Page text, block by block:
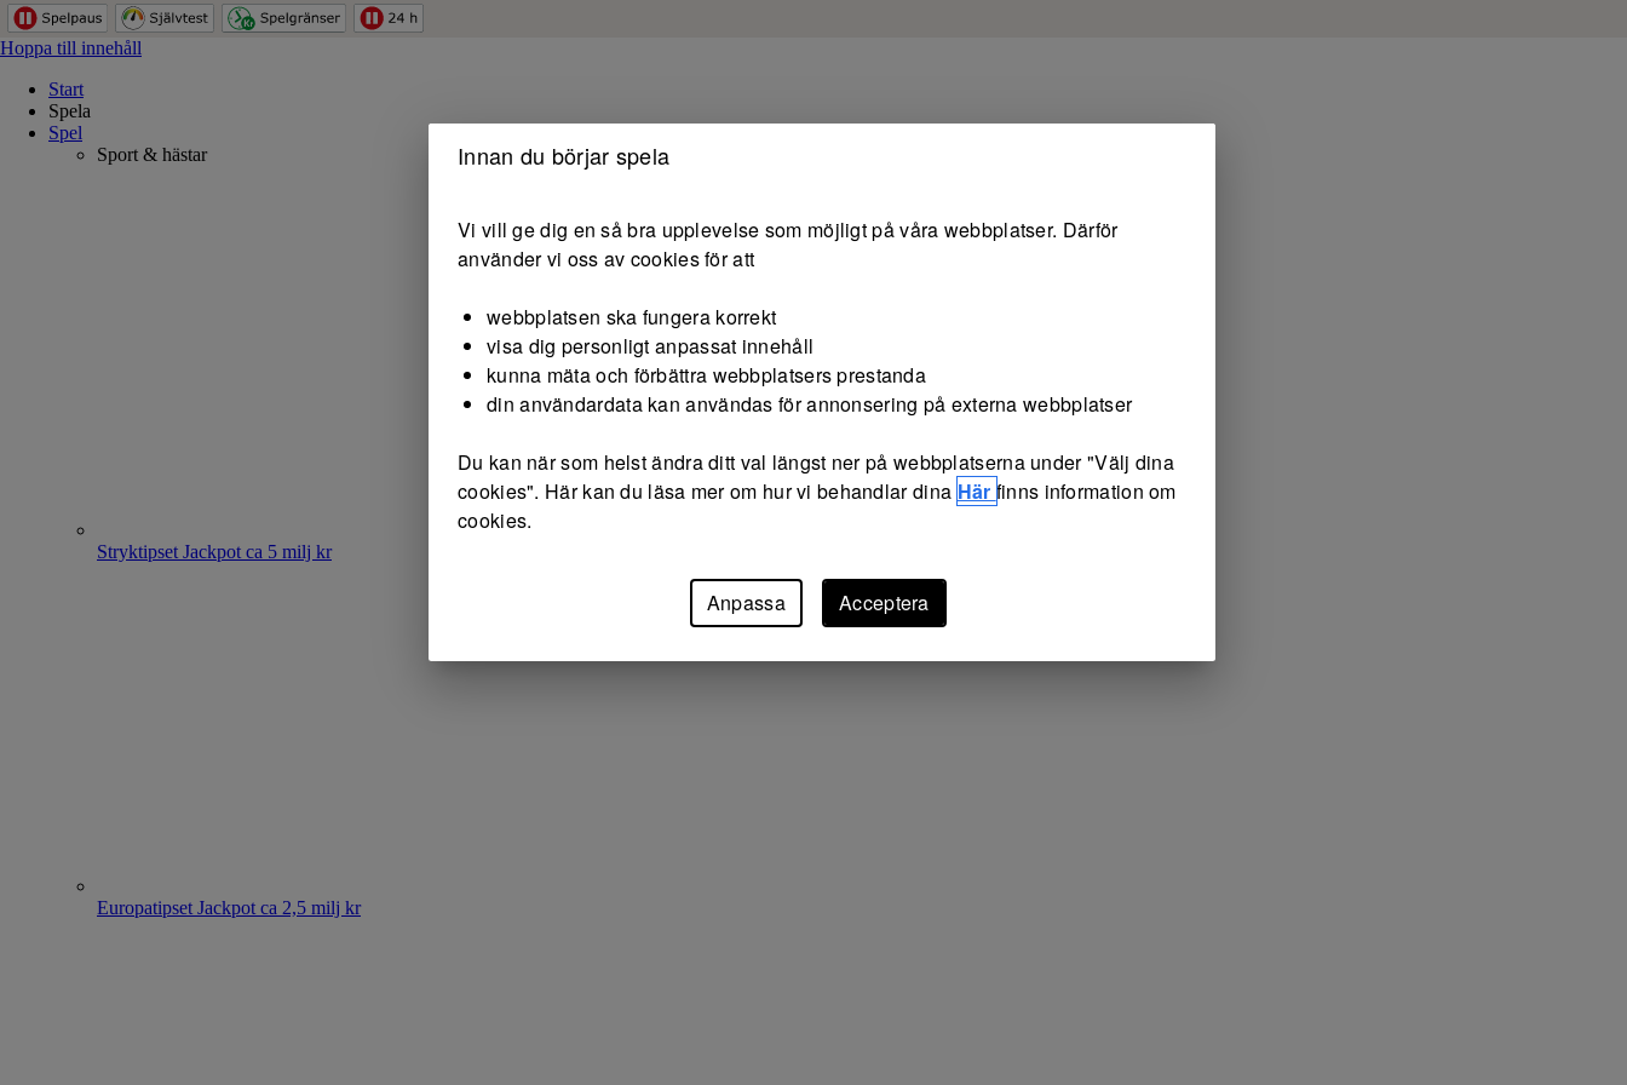
Hoppa till innehåll
Start
Spela
Spel
Sport & hästar
Stryktipset Jackpot ca 5 milj kr
Europatipset Jackpot ca 2,5 milj kr
Innan du börjar spela
Vi vill ge dig en så bra upplevelse som möjligt på våra webbplatser. Därför
använder vi oss av cookies för att
webbplatsen ska fungera korrekt
visa dig personligt anpassat innehåll
kunna mäta och förbättra webbplatsers prestanda
din användardata kan användas för annonsering på externa webbplatser
Du kan när som helst ändra ditt val längst ner på webbplatserna under "Välj dina
cookies". Här kan du läsa mer om hur vi behandlar dina Här finns information om
cookies.
Anpassa Acceptera